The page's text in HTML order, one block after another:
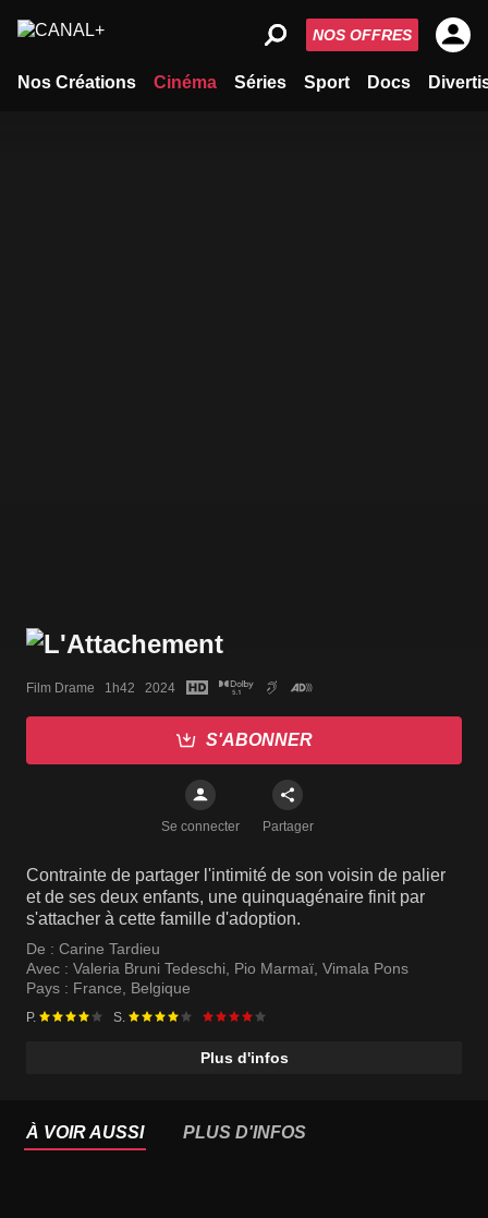
Nos Créations Cinéma Séries Sport Docs
NOS OFFRES
Film Drame   1h42   2024
S'ABONNER
Se connecter Partager
Contrainte de partager l'intimité de son voisin de palier
et de ses deux enfants, une quinquagénaire finit par
s'attacher à cette famille d'adoption.
De : Carine Tardieu
Avec : Valeria Bruni Tedeschi, Pio Marmaï, Vimala Pons
Pays : France, Belgique
P. S.
Plus d'infos
À VOIR AUSSI PLUS D'INFOS